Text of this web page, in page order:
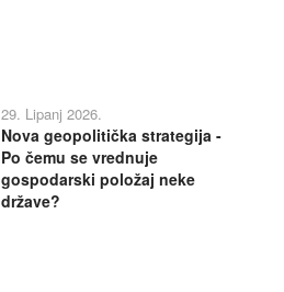
29. Lipanj 2026.
Nova geopolitička strategija -
Po čemu se vrednuje
gospodarski položaj neke
države?